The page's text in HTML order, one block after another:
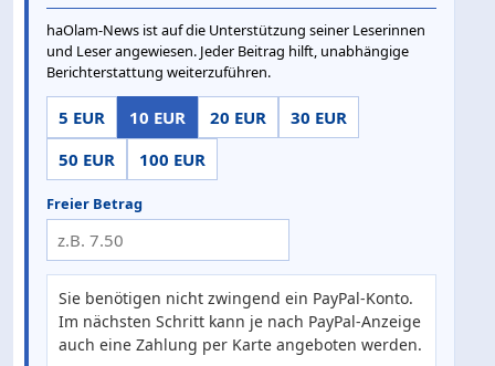
haOlam-News ist auf die Unterstützung seiner Leserinnen
und Leser angewiesen. Jeder Beitrag hilft, unabhängige
Berichterstattung weiterzuführen.
5 EUR 10 EUR 20 EUR
30 EUR
50 EUR
100 EUR
Freier Betrag
Sie benötigen nicht zwingend ein PayPal-Konto.
Im nächsten Schritt kann je nach PayPal-Anzeige
auch eine Zahlung per Karte angeboten werden.